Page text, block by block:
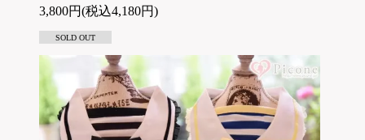
3,800円(税込4,180円)
SOLD OUT